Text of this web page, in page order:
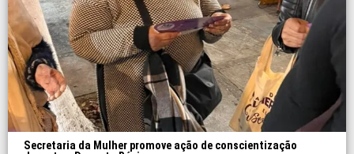
Secretaria da Mulher promove ação de conscientização